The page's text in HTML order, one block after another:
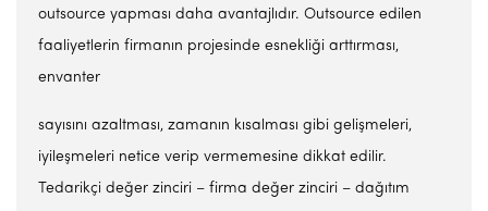
outsource yapması daha avantajlıdır. Outsource edilen
faaliyetlerin firmanın projesinde esnekliği arttırması,
envanter
sayısını azaltması, zamanın kısalması gibi gelişmeleri,
iyileşmeleri netice verip vermemesine dikkat edilir.
Tedarikçi değer zinciri – firma değer zinciri – dağıtım